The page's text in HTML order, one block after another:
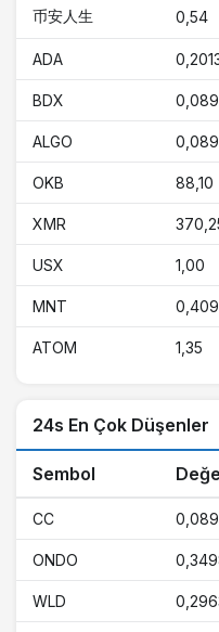
币安人生 0,54
ADA
BDX
ALGO
OKB 88,10
XMR
USX 1,00
MNT
ATOM 1,35
24s En Çok Düşenler
Sembol
CC
ONDO
WLD